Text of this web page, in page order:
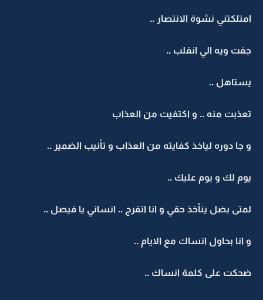
امتلكتني نشوة الانتصار ..
جفت ويه الي انقلب ..
يستاهل ..
تعذبت منه .. و اكتفيت من العذاب
و جا دوره لياخذ كفايته من العذاب و تأنيب الضمير ..
يوم لك و يوم عليك ..
لمتى بضل ينأخذ حقي و انا اتفرج .. انساني يا فيصل ..
و انا بحاول انساك مع الايام ..
ضحكت على كلمة انساك ..